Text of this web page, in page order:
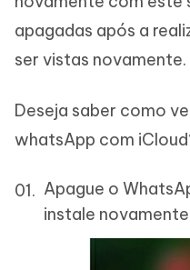
apagadas após a
ser vistas novamente.
Deseja saber como
whatsApp com
Apague o
instale